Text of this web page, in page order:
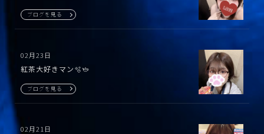
ブログを見る
02月23日
紅茶大好きマン🫧🫖
ブログを見る
02月21日